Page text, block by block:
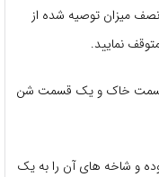
میزان توصیه شده از
نمایید.
خاک و یک قسمت شن
و شاخه های آن را به یک